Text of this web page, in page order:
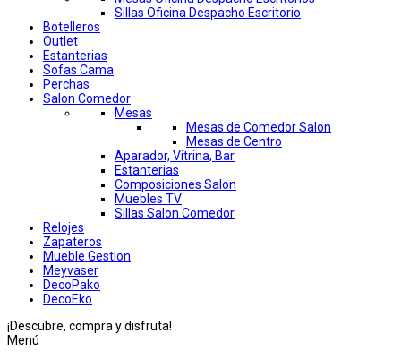
Sillas Oficina Despacho Escritorio
Botelleros
Outlet
Estanterias
Sofas Cama
Perchas
Salon Comedor
Mesas
Mesas de Comedor Salon
Mesas de Centro
Aparador, Vitrina, Bar
Estanterias
Composiciones Salon
Muebles TV
Sillas Salon Comedor
Relojes
Zapateros
Mueble Gestion
Meyvaser
DecoPako
DecoEko
¡Descubre, compra y disfruta!
Menú